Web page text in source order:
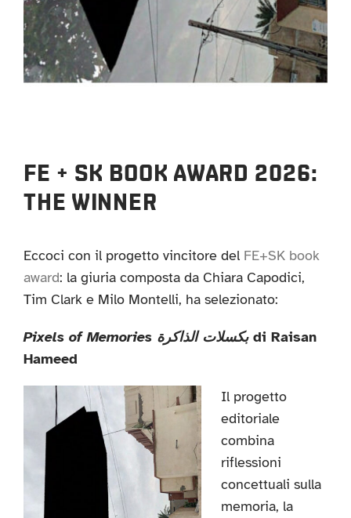
FE + SK BOOK AWARD 2026:
THE WINNER
Eccoci con il progetto vincitore del FE+SK book
award: la giuria composta da Chiara Capodici,
Tim Clark e Milo Montelli, ha selezionato:
Pixels of Memories بكسلات الذاكرة di Raisan
Hameed
Il progetto
editoriale
combina
riflessioni
concettuali sulla
memoria, la